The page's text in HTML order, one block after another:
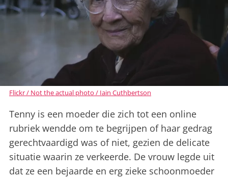
Flickr / Not the actual photo / Iain Cuthbertson
Tenny is een moeder die zich tot een online
rubriek wendde om te begrijpen of haar gedrag
gerechtvaardigd was of niet, gezien de delicate
situatie waarin ze verkeerde. De vrouw legde uit
dat ze een bejaarde en erg zieke schoonmoeder